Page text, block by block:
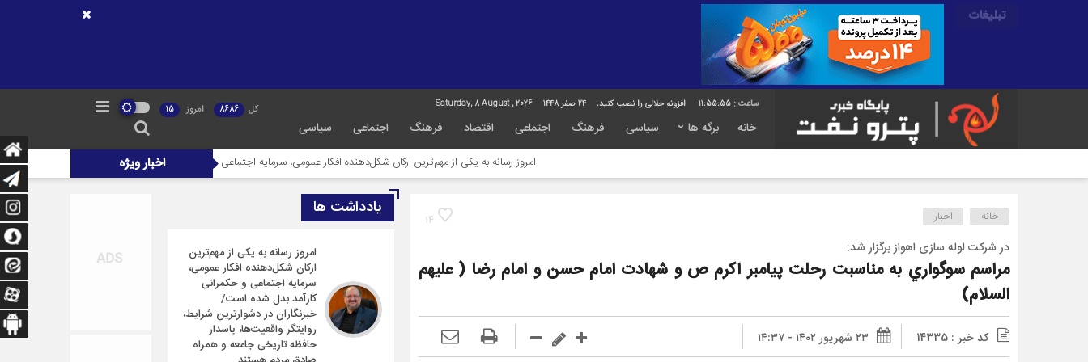
تبلیغات
11:55:56 افزونه جلالی را نصب کنید. 24 صفر 1448
خانه برگه ها سیاسی فرهنگ اجتماعی اقتصاد فرهنگ اجتماعی سیاسی
کل 8686 امروز 15
اخبار ویژه
امروز رسانه به یکی از مهم‌ترین ارکان شکل‌دهنده افکار عمومی، سرمایه اجتماعی و حکمرانی کارآمد بدل شده است/ خبرنگاران در دشوارترین
14 خانه اخبار
در شرکت لوله سازی اهواز برگزار شد:
مراسم سوگواري به مناسبت رحلت پيامبر اكرم ص و شهادت امام حسن و امام رضا ( علیهم
السلام)
کد خبر : 14335 ۲۳ شهریور ۱۴۰۲ - ۱۴:۳۷
یادداشت ها
امروز رسانه به یکی از مهم‌ترین
ارکان شکل‌دهنده افکار عمومی،
سرمایه اجتماعی و حکمرانی
کارآمد بدل شده است/
خبرنگاران در دشوارترین شرایط،
روایتگر واقعیت‌ها، پاسدار
حافظه تاریخی جامعه و همراه